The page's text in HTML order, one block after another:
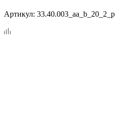
Артикул: 33.40.003_aa_b_20_2_p